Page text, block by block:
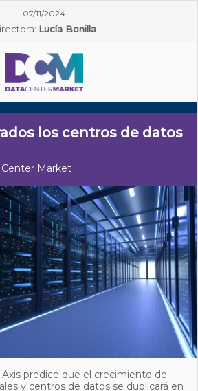
07/11/2024
Lucía Bonilla
los centros de datos
Market
predice que el crecimiento de
y centros de datos se duplicará en